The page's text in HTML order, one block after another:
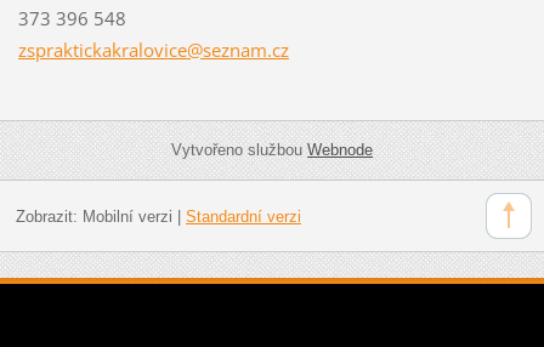
373 396 548
zspraktickakralovice@seznam.cz
Vytvořeno službouWebnode
Zobrazit: Mobilní verzi Standardní verzi